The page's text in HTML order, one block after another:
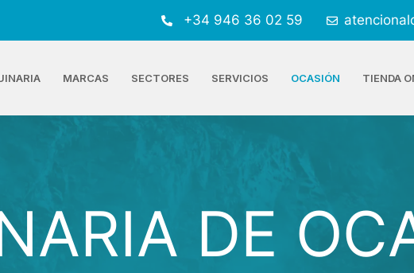
+34 946 36 02 59
MARCAS SECTORES SERVICIOS OCASIÓN TIENDA
DE